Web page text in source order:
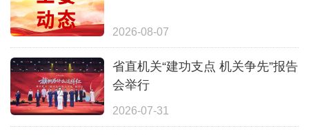
2026-08-07
省直机关“建功支点 机关争先”报告
会举行
2026-07-31